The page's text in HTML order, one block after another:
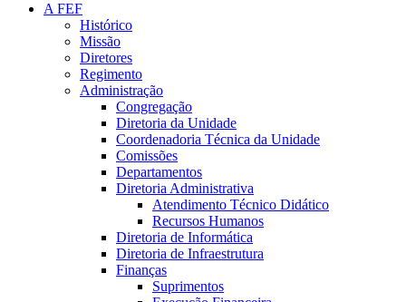
A FEF
Histórico
Missão
Diretores
Regimento
Administração
Congregação
Diretoria da Unidade
Coordenadoria Técnica da Unidade
Comissões
Departamentos
Diretoria Administrativa
Atendimento Técnico Didático
Recursos Humanos
Diretoria de Informática
Diretoria de Infraestrutura
Finanças
Suprimentos